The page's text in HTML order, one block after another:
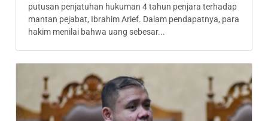
putusan penjatuhan hukuman 4 tahun penjara terhadap
mantan pejabat, Ibrahim Arief. Dalam pendapatnya, para
hakim menilai bahwa uang sebesar...